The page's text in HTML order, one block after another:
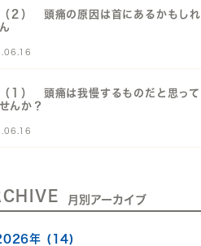
２） 頭痛の原因は首にあるかもしれ
１） 頭痛は我慢するものだと思って
んか？
月別アーカイブ
年 (14)